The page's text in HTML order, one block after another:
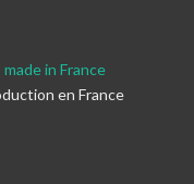
in France
en France